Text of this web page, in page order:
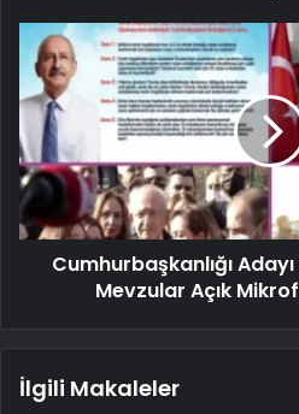
Cumhurbaşkanlığı
Mevzular Açık
İlgili Makaleler